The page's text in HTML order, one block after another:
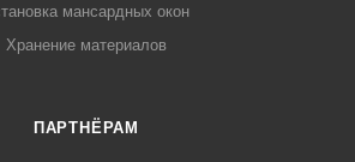
мансардных окон
Хранение материалов
ПАРТНЁРАМ